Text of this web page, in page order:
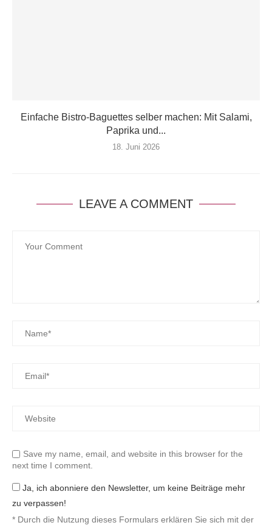
Einfache Bistro-Baguettes selber machen: Mit Salami,
Paprika und...
18. Juni 2026
LEAVE A COMMENT
Save my name, email, and website in this browser for the
next time I comment.
Ja, ich abonniere den Newsletter, um keine Beiträge mehr
zu verpassen!
* Durch die Nutzung dieses Formulars erklären Sie sich mit der